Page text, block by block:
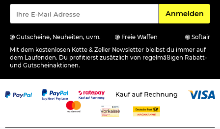
Für den
Anmelden
Gutscheine, Neuheiten, uvm. Freie Waffen
Softair
Mit dem kostenlosen Kotte & Zeller Newsletter bleibst du immer auf
dem Laufenden. Du profitierst zusätzlich von regelmäßigen Rabatt-
und Gutscheinaktionen.